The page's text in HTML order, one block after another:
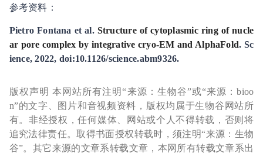
参考资料：
Pietro Fontana et al. Structure of cytoplasmic ring of nucle
ar pore complex by integrative cryo-EM and AlphaFold. Sc
ience, 2022, doi:10.1126/science.abm9326.
版权声明 本网站所有注明“来源：生物谷”或“来源：bioo
n”的文字、图片和音视频资料，版权均属于生物谷网站所
有。非经授权，任何媒体、网站或个人不得转载，否则将
追究法律责任。取得书面授权转载时，须注明“来源：生物
谷”。其它来源的文章系转载文章，本网所有转载文章系出